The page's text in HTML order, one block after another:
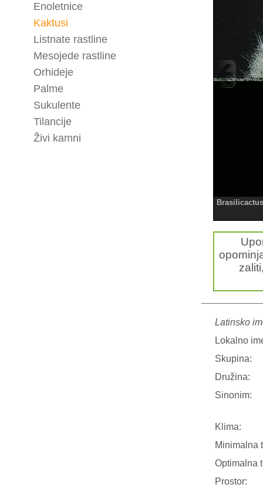
Enoletnice
Kaktusi
Listnate rastline
Mesojede rastline
Orhideje
Palme
Sukulente
Tilancije
Živi kamni
Latinsko
Lokalno
Skupina:
Družina:
Sinonim:
Klima:
Minimalna
Optimalna
Prostor: